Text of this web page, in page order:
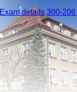
details 300-